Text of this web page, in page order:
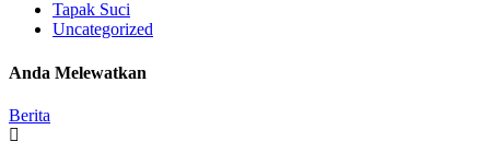
Tapak Suci
Uncategorized
Anda Melewatkan
Berita